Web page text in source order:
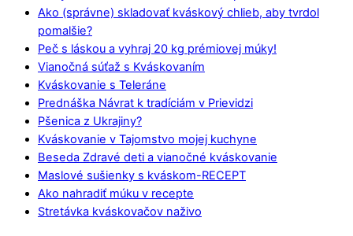
Ako (správne) skladovať kváskový chlieb, aby tvrdol
pomalšie?
Peč s láskou a vyhraj 20 kg prémiovej múky!
Vianočná súťaž s Kváskovaním
Kváskovanie s Teleráne
Prednáška Návrat k tradíciám v Prievidzi
Pšenica z Ukrajiny?
Kváskovanie v Tajomstvo mojej kuchyne
Beseda Zdravé deti a vianočné kváskovanie
Maslové sušienky s kváskom-RECEPT
Ako nahradiť múku v recepte
Stretávka kváskovačov naživo